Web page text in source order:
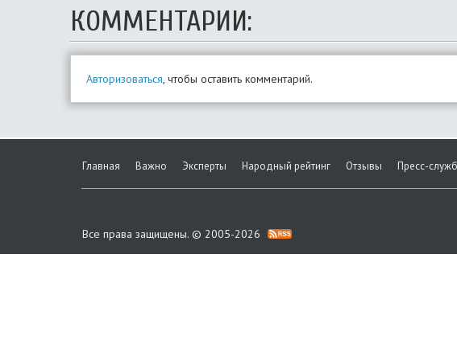
КОММЕНТАРИИ:
Авторизоваться, чтобы оставить комментарий.
Главная Важно Эксперты Народный рейтинг Отзывы Пресс-
Все права защищены. © 2005-2026